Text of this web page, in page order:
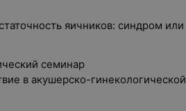
яичников: синдром или
семинар
в акушерско-гинекологической